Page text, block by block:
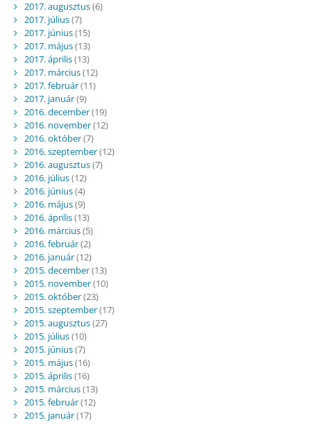
2017. augusztus(6)
2017. július(7)
2017. június(15)
2017. május(13)
2017. április(13)
2017. március(12)
2017. február(11)
2017. január(9)
2016. december(19)
2016. november(12)
2016. október(7)
2016. szeptember(12)
2016. augusztus(7)
2016. július(12)
2016. június(4)
2016. május(9)
2016. április(13)
2016. március(5)
2016. február(2)
2016. január(12)
2015. december(13)
2015. november(10)
2015. október(23)
2015. szeptember(17)
2015. augusztus(27)
2015. július(10)
2015. június(7)
2015. május(16)
2015. április(16)
2015. március(13)
2015. február(12)
2015. január(17)